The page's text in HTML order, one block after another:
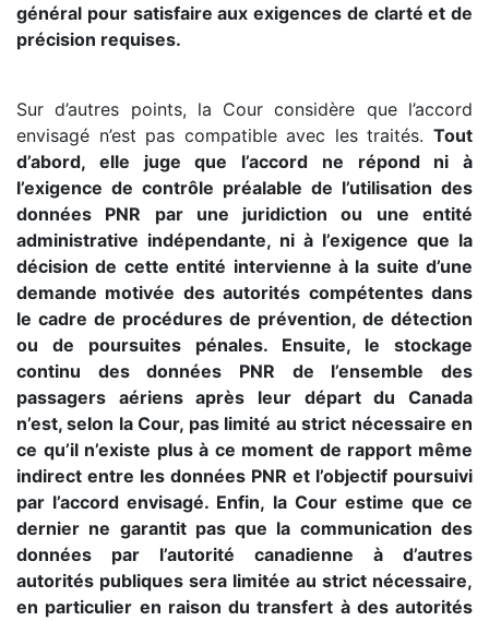
général pour satisfaire aux exigences de clarté et de
précision requises.
Sur d’autres points, la Cour considère que l’accord
envisagé n’est pas compatible avec les traités. Tout
d’abord, elle juge que l’accord ne répond ni à
l’exigence de contrôle préalable de l’utilisation des
données PNR par une juridiction ou une entité
administrative indépendante, ni à l’exigence que la
décision de cette entité intervienne à la suite d’une
demande motivée des autorités compétentes dans
le cadre de procédures de prévention, de détection
ou de poursuites pénales. Ensuite, le stockage
continu des données PNR de l’ensemble des
passagers aériens après leur départ du Canada
n’est, selon la Cour, pas limité au strict nécessaire en
ce qu’il n’existe plus à ce moment de rapport même
indirect entre les données PNR et l’objectif poursuivi
par l’accord envisagé. Enfin, la Cour estime que ce
dernier ne garantit pas que la communication des
données par l’autorité canadienne à d’autres
autorités publiques sera limitée au strict nécessaire,
en particulier en raison du transfert à des autorités